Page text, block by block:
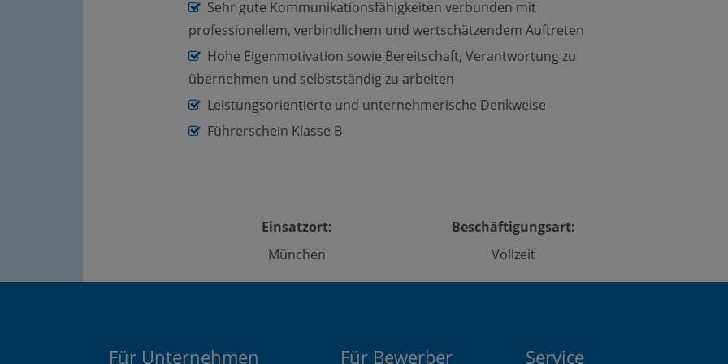
Sehr gute Kommunikationsfähigkeiten verbunden mit
professionellem, verbindlichem und wertschätzendem Auftreten
Hohe Eigenmotivation sowie Bereitschaft, Verantwortung zu
übernehmen und selbstständig zu arbeiten
Leistungsorientierte und unternehmerische Denkweise
Führerschein Klasse B
Einsatzort:
München
Beschäftigungsart:
Vollzeit
Für Unternehmen Für Bewerber Service